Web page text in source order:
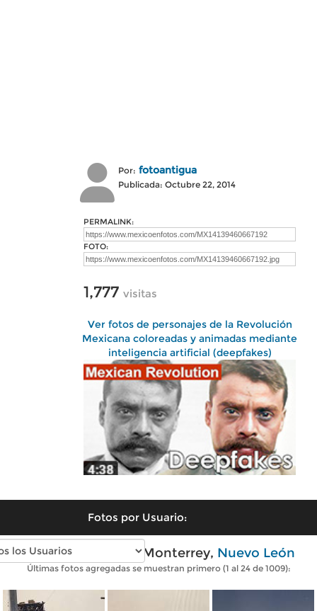
Por: fotoantigua
Publicada: Octubre 22, 2014
PERMALINK:
FOTO:
1,777 visitas
Ver fotos de personajes de la Revolución
Mexicana coloreadas y animadas mediante
inteligencia artificial (deepfakes)
Fotos por Usuario:
Fotos antiguas de Monterrey, Nuevo León
Últimas fotos agregadas se muestran primero (1 al 24 de 1009):